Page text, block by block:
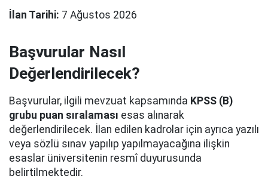
İlan Tarihi: 7 Ağustos 2026
Başvurular Nasıl
Değerlendirilecek?
Başvurular, ilgili mevzuat kapsamında KPSS (B)
grubu puan sıralaması esas alınarak
değerlendirilecek. İlan edilen kadrolar için ayrıca yazılı
veya sözlü sınav yapılıp yapılmayacağına ilişkin
esaslar üniversitenin resmî duyurusunda
belirtilmektedir.